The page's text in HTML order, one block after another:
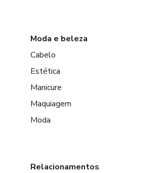
Moda e beleza
Cabelo
Estética
Manicure
Maquiagem
Moda
Relacionamentos